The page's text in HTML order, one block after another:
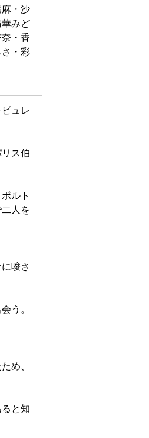
・沙
みど
・香
・彩
ュレ
ス伯
ルト
人を
唆さ
う。
め、
と知